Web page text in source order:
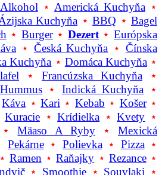
Alkohol ⋆ Americká Kuchyňa⋆
Kuchyňa ⋆ BBQ ⋆ Bagel
⋆ Burger⋆ Dezert⋆Európska
⋆ Česká Kuchyňa ⋆Čínska
Kuchyňa ⋆ Domáca Kuchyňa⋆
⋆ Francúzska Kuchyňa ⋆
Hummus⋆ Indická Kuchyňa ⋆
Káva ⋆Kari ⋆ Kebab ⋆ Košer⋆
Kuracie⋆Krídielka ⋆Kvety ⋆
⋆Mäaso A Ryby⋆Mexická
Pekárne⋆ Polievka⋆ Pizza⋆
⋆ Ramen ⋆Raňajky ⋆ Rezance⋆
⋆ Smoothie ⋆ Souvlaki ⋆